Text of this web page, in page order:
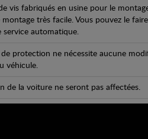
vis fabriqués en usine pour le
très facile. Vous pouvez le
automatique.
protection ne nécessite aucune
véhicule.
de la voiture ne seront pas affectées.